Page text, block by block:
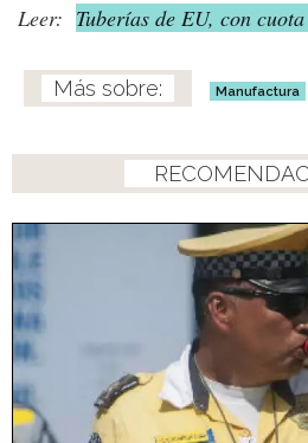
Leer: Tuberías de EU, con
Manufactura